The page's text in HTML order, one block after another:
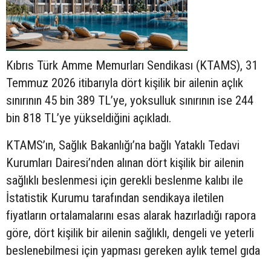
Kıbrıs Türk Amme Memurları Sendikası (KTAMS), 31
Temmuz 2026 itibarıyla dört kişilik bir ailenin açlık
sınırının 45 bin 389 TL’ye, yoksulluk sınırının ise 244
bin 818 TL’ye yükseldiğini açıkladı.
KTAMS’ın, Sağlık Bakanlığı’na bağlı Yataklı Tedavi
Kurumları Dairesi’nden alınan dört kişilik bir ailenin
sağlıklı beslenmesi için gerekli beslenme kalıbı ile
İstatistik Kurumu tarafından sendikaya iletilen
fiyatların ortalamalarını esas alarak hazırladığı rapora
göre, dört kişilik bir ailenin sağlıklı, dengeli ve yeterli
beslenebilmesi için yapması gereken aylık temel gıda